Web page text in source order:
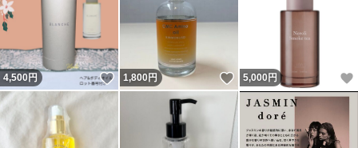
4,500円 いいね！
1,800円 いいね！
5,000 円